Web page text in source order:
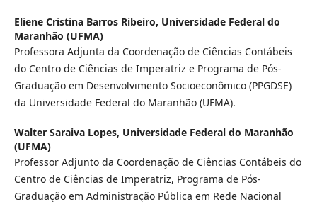
Eliene Cristina Barros Ribeiro, Universidade Federal do
Maranhão (UFMA)
Professora Adjunta da Coordenação de Ciências Contábeis
do Centro de Ciências de Imperatriz e Programa de Pós-
Graduação em Desenvolvimento Socioeconômico (PPGDSE)
da Universidade Federal do Maranhão (UFMA).
Walter Saraiva Lopes, Universidade Federal do Maranhão
(UFMA)
Professor Adjunto da Coordenação de Ciências Contábeis do
Centro de Ciências de Imperatriz, Programa de Pós-
Graduação em Administração Pública em Rede Nacional